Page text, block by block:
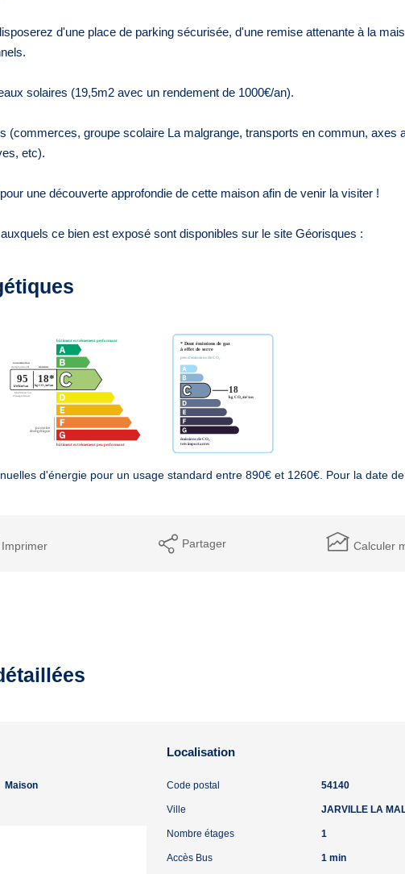
d'une place de parking sécurisée, d'une remise attenante à la
solaires (19,5m2 avec un rendement de 1000€/an).
(commerces, groupe scolaire La malgrange, transports en commun, axes
etc).
une découverte approfondie de cette maison afin de venir la visiter !
ce bien est exposé sont disponibles sur le site Géorisques :
d'énergie pour un usage standard entre 890€ et 1260€. Pour la date
Imprimer Partager Calculer
Maison
Localisation
Code postal 54140
Ville JARVILLE LA
Nombre étages 1
Accès Bus 1 min